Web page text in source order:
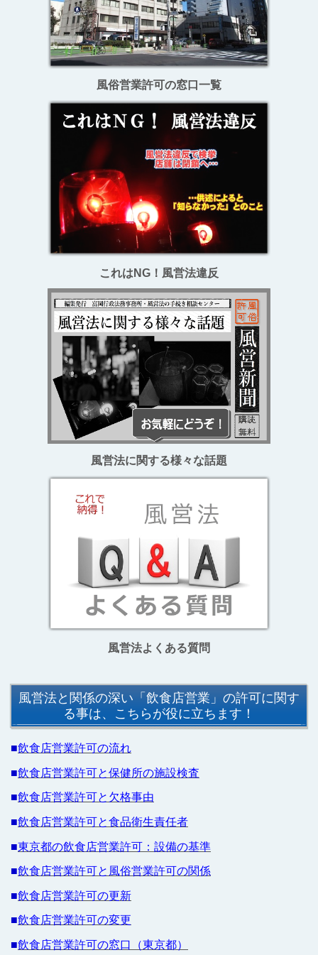
風俗営業許可の窓口一覧
これはNG！風営法違反
風営法に関する様々な話題
風営法よくある質問
風営法と関係の深い「飲食店営業」の許可に関す
る事は、こちらが役に立ちます！
■飲食店営業許可の流れ
■飲食店営業許可と保健所の施設検査
■飲食店営業許可と欠格事由
■飲食店営業許可と食品衛生責任者
■東京都の飲食店営業許可：設備の基準
■飲食店営業許可と風俗営業許可の関係
■飲食店営業許可の更新
■飲食店営業許可の変更
■飲食店営業許可の窓口（東京都）